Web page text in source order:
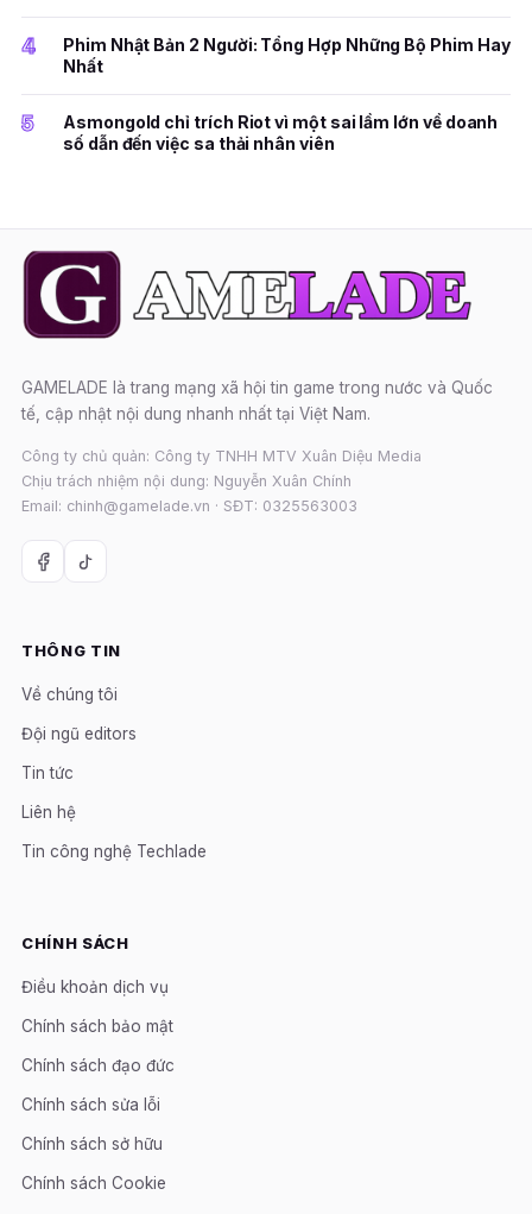
4
Phim Nhật Bản 2 Người: Tổng Hợp Những Bộ Phim Hay
Nhất
5
Asmongold chỉ trích Riot vì một sai lầm lớn về doanh
số dẫn đến việc sa thải nhân viên
GAMELADE là trang mạng xã hội tin game trong nước và Quốc
tế, cập nhật nội dung nhanh nhất tại Việt Nam.
Công ty chủ quản: Công ty TNHH MTV Xuân Diệu Media
Chịu trách nhiệm nội dung: Nguyễn Xuân Chính
Email: chinh@gamelade.vn · SĐT: 0325563003
THÔNG TIN
Về chúng tôi
Đội ngũ editors
Tin tức
Liên hệ
Tin công nghệ Techlade
CHÍNH SÁCH
Điều khoản dịch vụ
Chính sách bảo mật
Chính sách đạo đức
Chính sách sửa lỗi
Chính sách sở hữu
Chính sách Cookie